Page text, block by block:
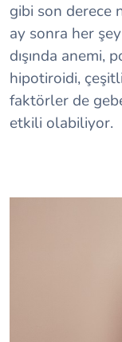
gibi son derece
ay sonra her
dışında anemi,
hipotiroidi,
faktörler de
etkili olabiliyor.